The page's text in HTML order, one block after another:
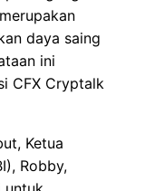
daya saing
ini
CFX Cryptalk
Ketua
Robby,